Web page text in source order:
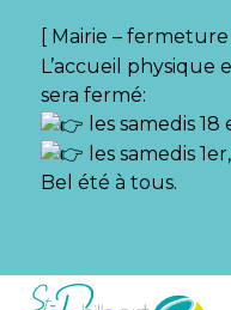
[ Mairie – fermeture
L’accueil physique
sera fermé:
les samedis
les samedis
Bel été à tous.
Aller
Aller
Aller